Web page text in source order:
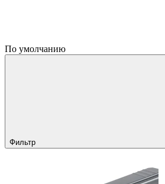
По умолчанию
Фильтр